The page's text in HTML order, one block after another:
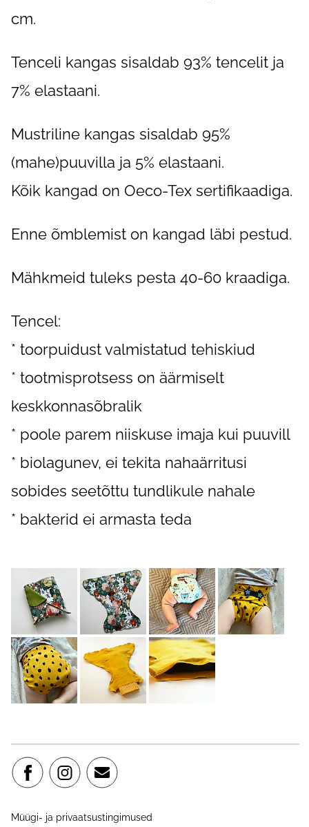
cm.
Tenceli kangas sisaldab 93% tencelit ja
7% elastaani.
Mustriline kangas sisaldab 95%
(mahe)puuvilla ja 5% elastaani.
Kõik kangad on Oeco-Tex sertifikaadiga.
Enne õmblemist on kangad läbi pestud.
Mähkmeid tuleks pesta 40-60 kraadiga.
Tencel:
* toorpuidust valmistatud tehiskiud
* tootmisprotsess on äärmiselt
keskkonnasõbralik
* poole parem niiskuse imaja kui puuvill
* biolagunev, ei tekita nahaärritusi
sobides seetõttu tundlikule nahale
* bakterid ei armasta teda
Müügi- ja privaatsustingimused